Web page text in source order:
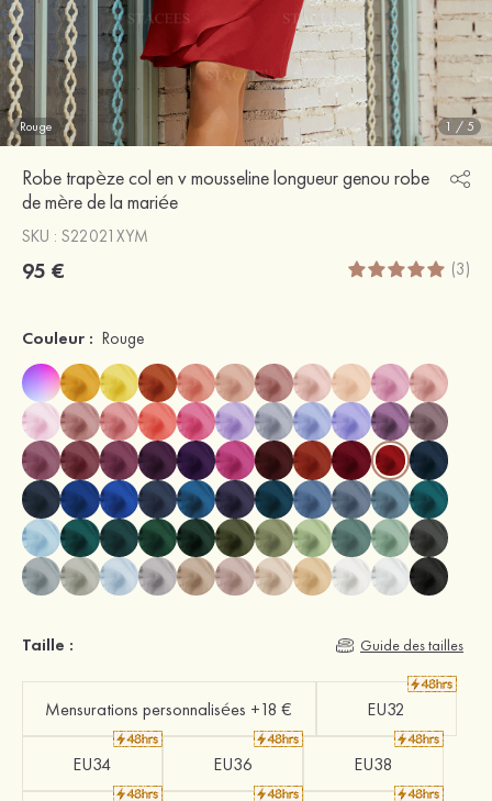
Rouge 1 /5
Robe trapèze col en v mousseline longueur genou robe
de mère de la mariée
SKU : S22021XYM
95 € (3)
Couleur : Rouge
Taille : Guide des tailles
Mensurations personnalisées +18 € EU32
EU34 EU36 EU38